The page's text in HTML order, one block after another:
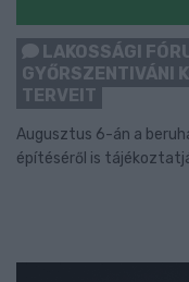
LAKOSSÁGI
GYŐRSZENTIVÁNI
TERVEIT
Augusztus 6-án a
építéséről is